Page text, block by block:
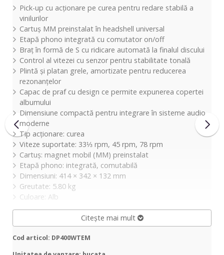
Pick-up cu acționare pe curea pentru redare stabilă a
vinilurilor
Cartuș MM preinstalat în headshell universal
Etapă phono integrată cu comutator on/off
Braț în formă de S cu ridicare automată la finalul discului
Control al vitezei cu senzor pentru stabilitate tonală
Plintă și platan grele, amortizate pentru reducerea
rezonanțelor
Capac de praf cu design ce permite expunerea copertei
albumului
Dimensiune compactă pentru integrare în sisteme audio
moderne
Tip acționare: curea
Viteze suportate: 33⅓ rpm, 45 rpm, 78 rpm
Cartuș: magnet mobil (MM) preinstalat
Etapă phono: integrată, comutabilă
Dimensiuni: 414 × 342 × 132 mm
Greutate: 5.80 kg
Culoare: Alb
Citește mai mult
Cod articol: DP400WTEM